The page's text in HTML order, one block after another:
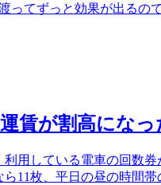
ってずっと効果が出るの
賃が割高になっ
用している電車の回数
11枚、平日の昼の時間